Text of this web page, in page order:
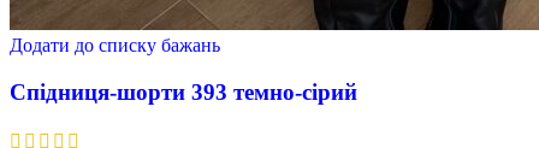
Додати до списку бажань
Спідниця-шорти 393 темно-сірий